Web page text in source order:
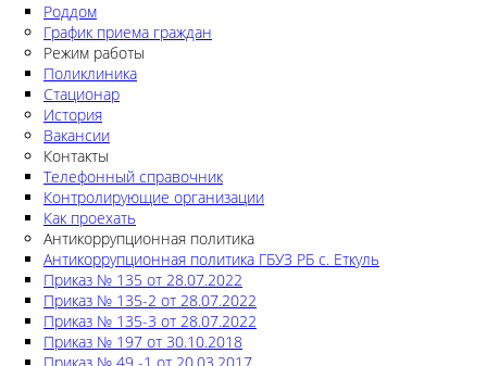
Роддом
График приема граждан
Режим работы
Поликлиника
Стационар
История
Вакансии
Контакты
Телефонный справочник
Контролирующие организации
Как проехать
Антикоррупционная политика
Антикоррупционная политика ГБУЗ РБ с. Еткуль
Приказ № 135 от 28.07.2022
Приказ № 135-2 от 28.07.2022
Приказ № 135-3 от 28.07.2022
Приказ № 197 от 30.10.2018